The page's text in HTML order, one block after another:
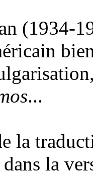
(1934-
...
la
la